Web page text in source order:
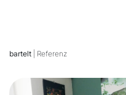
bartelt | Referenz